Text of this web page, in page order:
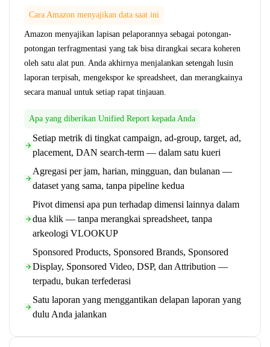
Cara Amazon menyajikan data saat ini
Amazon menyajikan lapisan pelaporannya sebagai potongan-
potongan terfragmentasi yang tak bisa dirangkai secara koheren
oleh satu alat pun. Anda akhirnya menjalankan setengah lusin
laporan terpisah, mengekspor ke spreadsheet, dan merangkainya
secara manual untuk setiap rapat tinjauan.
Apa yang diberikan Unified Report kepada Anda
Setiap metrik di tingkat campaign, ad-group, target, ad,
placement, DAN search-term — dalam satu kueri
Agregasi per jam, harian, mingguan, dan bulanan —
dataset yang sama, tanpa pipeline kedua
Pivot dimensi apa pun terhadap dimensi lainnya dalam
dua klik — tanpa merangkai spreadsheet, tanpa
arkeologi VLOOKUP
Sponsored Products, Sponsored Brands, Sponsored
Display, Sponsored Video, DSP, dan Attribution —
terpadu, bukan terfederasi
Satu laporan yang menggantikan delapan laporan yang
dulu Anda jalankan